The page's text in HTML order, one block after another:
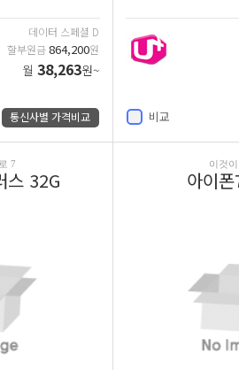
데이터 스페셜 D
할부원금864,200원
월 38,263원~
통신사별 가격비교 비교
7
스 32G
이것
아이